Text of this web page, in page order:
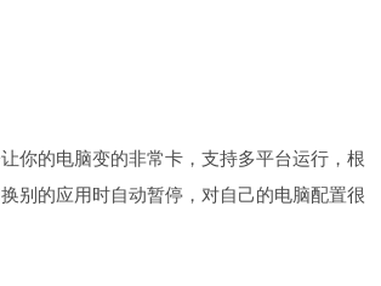
你的电脑变的非常卡，支持多平台运行，根
别的应用时自动暂停，对自己的电脑配置很